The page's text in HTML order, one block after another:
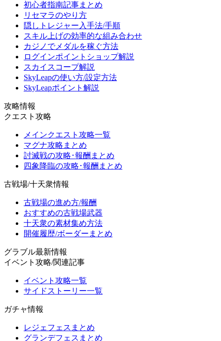
初心者指南記事まとめ
リセマラのやり方
隠しトレジャー入手法/手順
スキル上げの効率的な組み合わせ
カジノでメダルを稼ぐ方法
ログインポイントショップ解説
スカイスコープ解説
SkyLeapの使い方/設定方法
SkyLeapポイント解説
攻略情報
クエスト攻略
メインクエスト攻略一覧
マグナ攻略まとめ
討滅戦の攻略･報酬まとめ
四象降臨の攻略･報酬まとめ
古戦場/十天衆情報
古戦場の進め方/報酬
おすすめの古戦場武器
十天衆の素材集め方法
開催履歴/ボーダーまとめ
グラブル最新情報
イベント攻略/関連記事
イベント攻略一覧
サイドストーリー一覧
ガチャ情報
レジェフェスまとめ
グランデフェスまとめ